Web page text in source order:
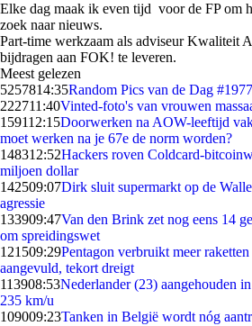
Elke dag maak ik even tijd voor de FP om
zoek naar nieuws.
Part-time werkzaam als adviseur Kwaliteit
bijdragen aan FOK! te leveren.
Meest gelezen
5257814:35Random Pics van de Dag #1977
222711:40Vinted-foto's van vrouwen
159112:15Doorwerken na AOW-leeftijd
moet werken na je 67e de norm worden?
148312:52Hackers roven Coldcard-
miljoen dollar
142509:07Dirk sluit supermarkt op de
agressie
133909:47Van den Brink zet nog eens 14
om spreidingswet
121509:29Pentagon verbruikt meer
aangevuld, tekort dreigt
113908:53Nederlander (23) aangehouden
235 km/u
109009:23Tanken in België wordt nóg